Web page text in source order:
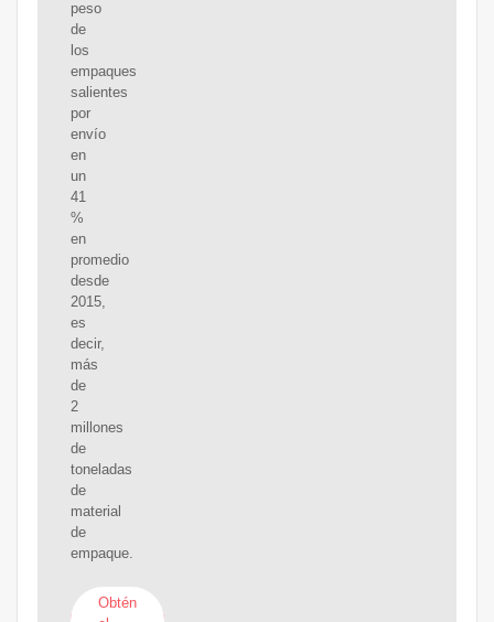
peso
de
los
empaques
salientes
por
envío
en
un
41
%
en
promedio
desde
2015,
es
decir,
más
de
2
millones
de
toneladas
de
material
de
empaque.
Obtén